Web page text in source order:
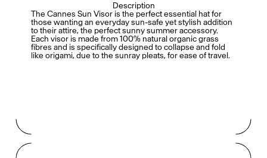
Description
The Cannes Sun Visor is the perfect essential hat for
those wanting an everyday sun-safe yet stylish addition
to their attire, the perfect sunny summer accessory.
Each visor is made from 100% natural organic grass
fibres and is specifically designed to collapse and fold
like origami, due to the sunray pleats, for ease of travel.